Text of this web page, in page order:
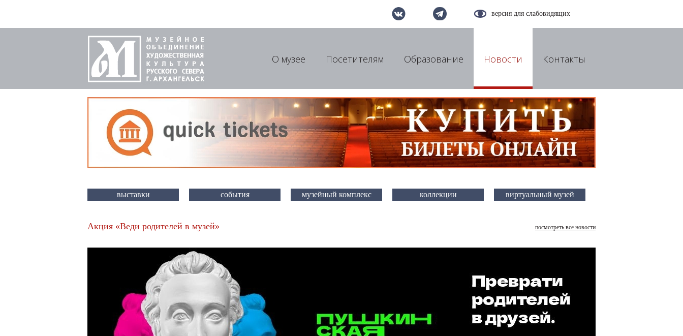
версия для слабовидящих
О музее Посетителям Образование Новости Контакты
выставки события музейный комплекс коллекции виртуальный музей
Акция «Веди родителей в музей» посмотреть все новости